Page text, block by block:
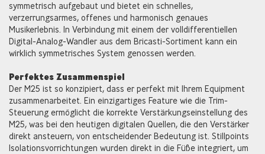
symmetrisch aufgebaut und bietet ein schnelles,
verzerrungsarmes, offenes und harmonisch genaues
Musikerlebnis. In Verbindung mit einem der volldifferentiellen
Digital-Analog-Wandler aus dem Bricasti-Sortiment kann ein
wirklich symmetrisches System genossen werden.
Perfektes Zusammenspiel
Der M25 ist so konzipiert, dass er perfekt mit Ihrem Equipment
zusammenarbeitet. Ein einzigartiges Feature wie die Trim-
Steuerung ermöglicht die korrekte Verstärkungseinstellung des
M25, was bei den heutigen digitalen Quellen, die den Verstärker
direkt ansteuern, von entscheidender Bedeutung ist. Stillpoints
Isolationsvorrichtungen wurden direkt in die Füße integriert, um